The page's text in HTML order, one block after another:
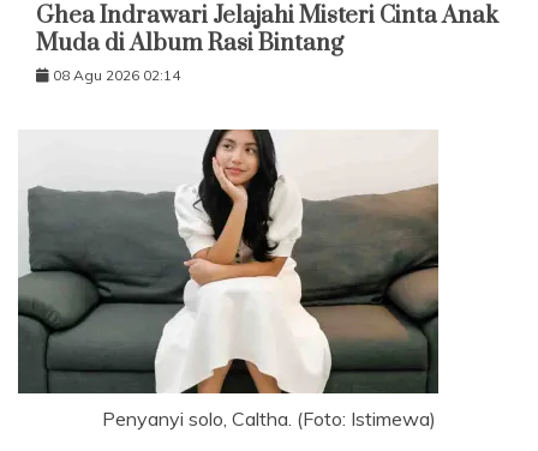
Ghea Indrawari Jelajahi Misteri Cinta Anak
Muda di Album Rasi Bintang
08 Agu 2026 02:14
Penyanyi solo, Caltha. (Foto: Istimewa)